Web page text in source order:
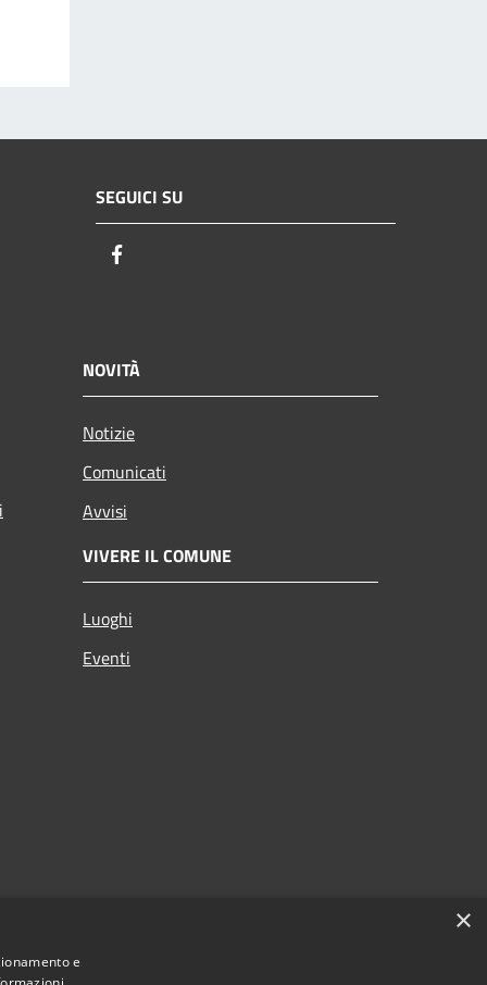
SEGUICI SU
NOVITÀ
Notizie
Comunicati
Avvisi
VIVERE IL COMUNE
Luoghi
Eventi
×
e